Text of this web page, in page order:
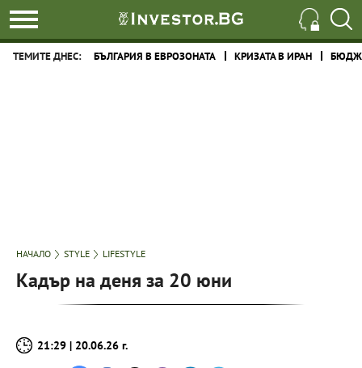
ТЕМИТЕ ДНЕС: БЪЛГАРИЯ В ЕВРОЗОНАТА КРИЗАТА В ИРАН
НАЧАЛО STYLE LIFESTYLE
Кадър на деня за 20 юни
21:29 | 20.06.26 г.